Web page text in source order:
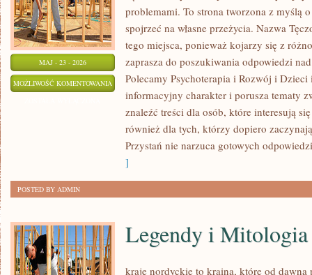
MAJ - 23 - 2026
MOŻLIWOŚĆ KOMENTOWANIA ZDROWIE
PSYCHICZNE
problemami. To strona tworzona z myślą
spojrzeć na własne przeżycia. Nazwa
tego miejsca, ponieważ kojarzy się z
zaprasza do poszukiwania odpowiedzi
Polecamy Psychoterapia i Rozwój i Dzieci
informacyjny charakter i porusza tematy
znaleźć treści dla osób, które interesują
również dla tych, którzy dopiero
Przystań nie narzuca gotowych
]
POSTED BY ADMIN
Legendy i Mitologia
kraje nordyckie to kraina, które od dawna